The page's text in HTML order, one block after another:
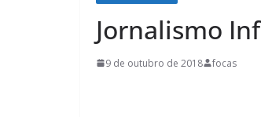
Jornalismo
9 de outubro de 2018 focas